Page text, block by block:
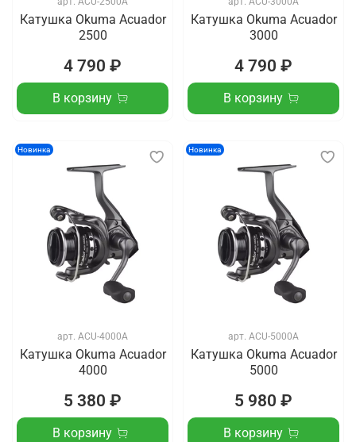
Катушка Okuma Acuador
2500
4 790 ₽
В корзину
Катушка Okuma Acuador
3000
4 790 ₽
В корзину
Новинка
арт. ACU-4000A
Катушка Okuma Acuador
4000
5 380 ₽
В корзину
Новинка
арт. ACU-5000A
Катушка Okuma Acuador
5000
5 980 ₽
В корзину